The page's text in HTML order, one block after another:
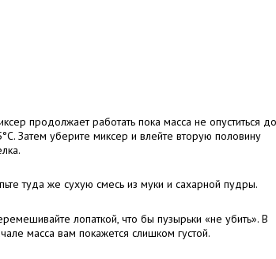
продолжает работать пока масса не опуститься до
Затем уберите миксер и влейте вторую половину
туда же сухую смесь из муки и сахарной пудры.
лопаткой, что бы пузырьки «не убить». В
масса вам покажется слишком густой.